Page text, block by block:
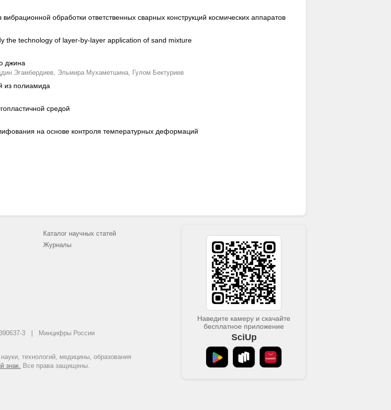
обработки ответственных сварных конструкций космических аппаратов
the technology of layer-by-layer application of sand mixture
джина
Эгамбердиев, Эльмира Мухаметшина, Гулом Бектуриев
из полиамида
средой
на основе контроля температурных деформаций
3 | Минцифры России
технологий, медицины, образования
знак. Все права защищены.
Каталог научных статей
Журналы
Наведите камеру и скачайте
бесплатное приложение
SciUp